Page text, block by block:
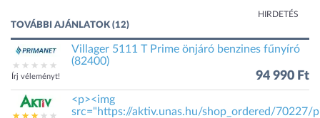
HIRDETÉS
TOVÁBBI AJÁNLATOK (12)
Írj véleményt!
Villager 5111 T Prime önjáró benzines fűnyíró
(82400)
94 990 Ft
<p><img
src="https://aktiv.unas.hu/shop_ordered/70227/